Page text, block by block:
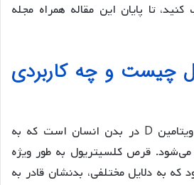
تا پایان این مقاله همراه مجله
چیست و چه کاربردی
کلسیتریول شکل فعال ویتامین D در بدن انسان است که به
می‌شود. قرص کلسیتریول به طور ویژه
که به دلایل مختلفی، بدنشان قادر به